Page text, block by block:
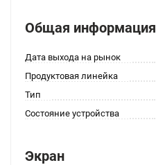
Общая информация
Дата выхода на рынок
Продуктовая линейка
Тип
Состояние устройства
Экран